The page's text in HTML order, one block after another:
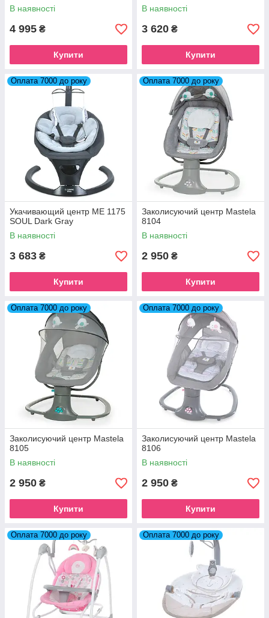
В наявності
4 995 ₴
Купити
В наявності
3 620 ₴
Купити
Оплата 7000 до року
Укачивающий центр ME 1175
SOUL Dark Gray
В наявності
3 683 ₴
Купити
Оплата 7000 до року
Заколисуючий центр Mastela
8104
В наявності
2 950 ₴
Купити
Оплата 7000 до року
Заколисуючий центр Mastela
8105
В наявності
2 950 ₴
Купити
Оплата 7000 до року
Заколисуючий центр Mastela
8106
В наявності
2 950 ₴
Купити
Оплата 7000 до року Оплата 7000 до року